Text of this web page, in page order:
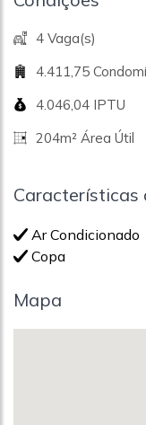
4 Vaga(s)
4.411,75
4.046,04 IPTU
204m² Área Útil
Características
Ar Condicionado
Copa
Mapa